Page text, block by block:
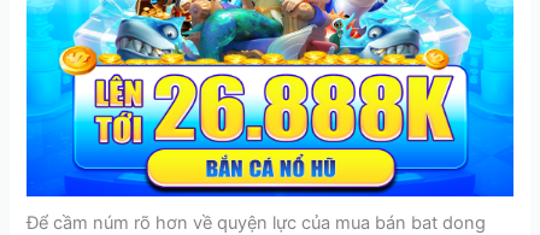
Để cầm núm rõ hơn về quyện lực của mua bán bat dong